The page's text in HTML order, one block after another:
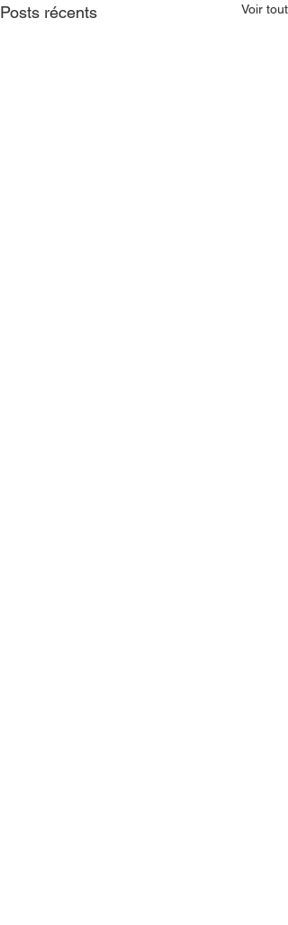
Posts récents Voir tout